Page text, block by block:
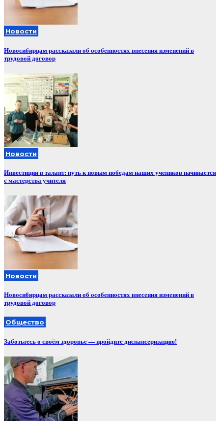
Новости
Новосибирцам рассказали об особенностях внесения изменений в
трудовой договор
Новости
Инвестиции в талант: путь к новым победам наших учеников начинается
с мастерства учителя
Новости
Новосибирцам рассказали об особенностях внесения изменений в
трудовой договор
Общество
Заботьтесь о своём здоровье — пройдите диспансеризацию!